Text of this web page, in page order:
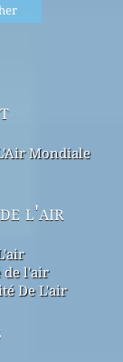
Mondiale
l'air
de l'air
De L'air